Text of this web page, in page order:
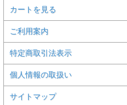
カートを見る
ご利用案内
特定商取引法表示
個人情報の取扱い
サイトマップ